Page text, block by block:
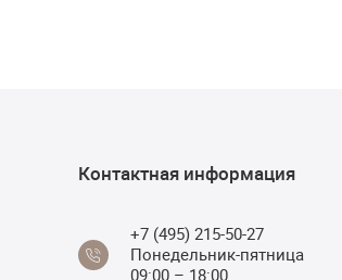
Контактная информация
+7 (495) 215-50-27
Понедельник-пятница
09:00 – 18:00